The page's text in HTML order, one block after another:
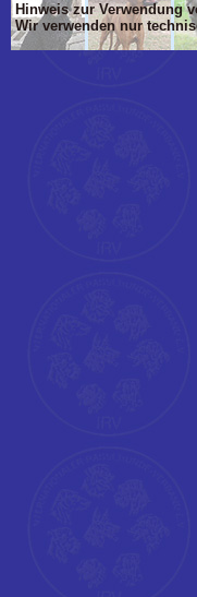
Hinweis zur Verwendung
Wir verwenden nur
'Dim mlTIT, mlBOD,